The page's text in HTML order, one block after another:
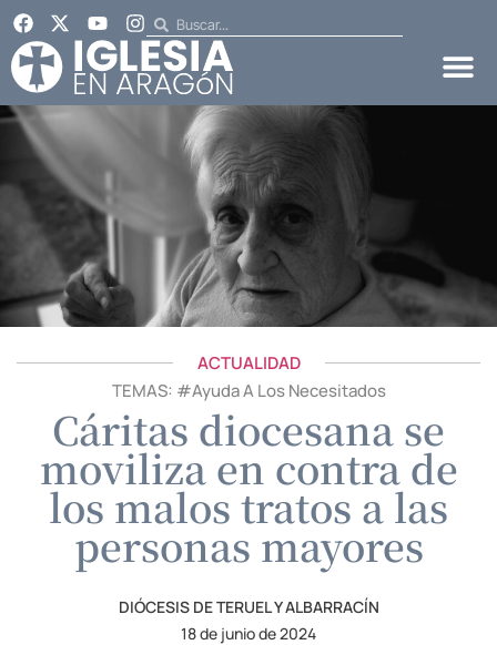
ACTUALIDAD
TEMAS: #Ayuda A Los Necesitados
Cáritas diocesana se
moviliza en contra de
los malos tratos a las
personas mayores
DIÓCESIS DE TERUEL Y ALBARRACÍN
18 de junio de 2024